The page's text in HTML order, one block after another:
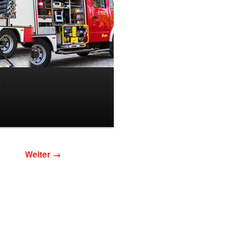
Bilder-
Weiter →